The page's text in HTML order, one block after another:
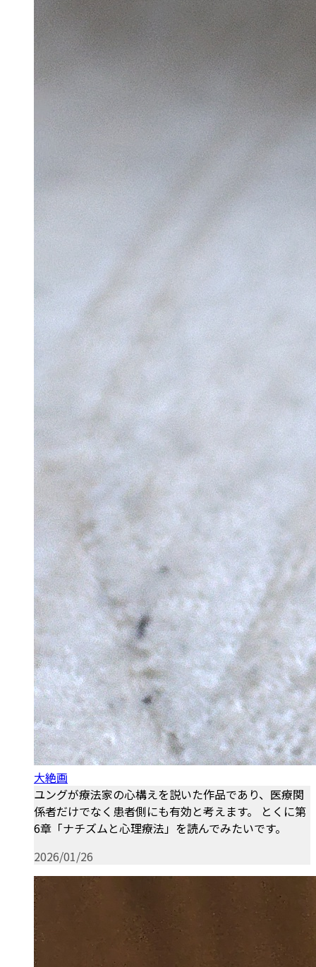
大絶画
ユングが療法家の心構えを説いた作品であり、医療関
係者だけでなく患者側にも有効と考えます。 とくに第
6章「ナチズムと心理療法」を読んでみたいです。
2026/01/26